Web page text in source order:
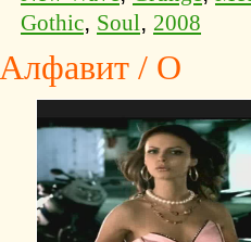
Gothic, Soul, 2008
Алфавит / О